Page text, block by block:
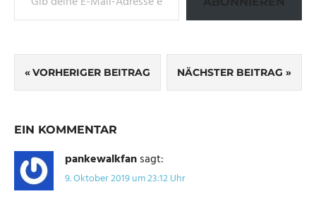
SCHLAGWÖRTER
ITALIEN
Beitragsnavigation
VORHERIGER BEITRAG NÄCHSTER BEITRAG
EIN KOMMENTAR
pankewalkfansagt:
9. Oktober 2019 um 23:12 Uhr